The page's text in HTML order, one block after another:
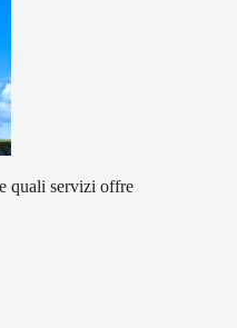
quali servizi offre